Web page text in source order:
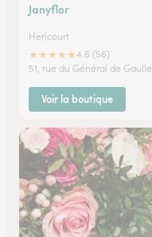
Janyflor
Hericourt
★★★★★4.6 (56)
51, rue du Général de Gaulle
Voir la boutique